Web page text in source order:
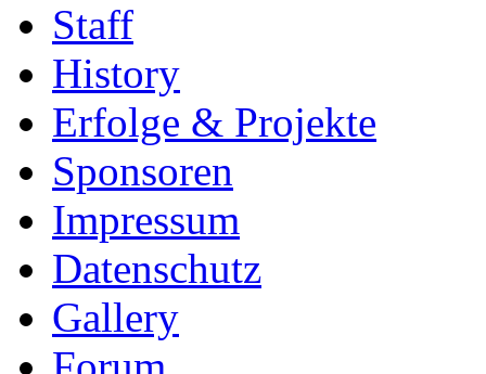
Staff
History
Erfolge & Projekte
Sponsoren
Impressum
Datenschutz
Gallery